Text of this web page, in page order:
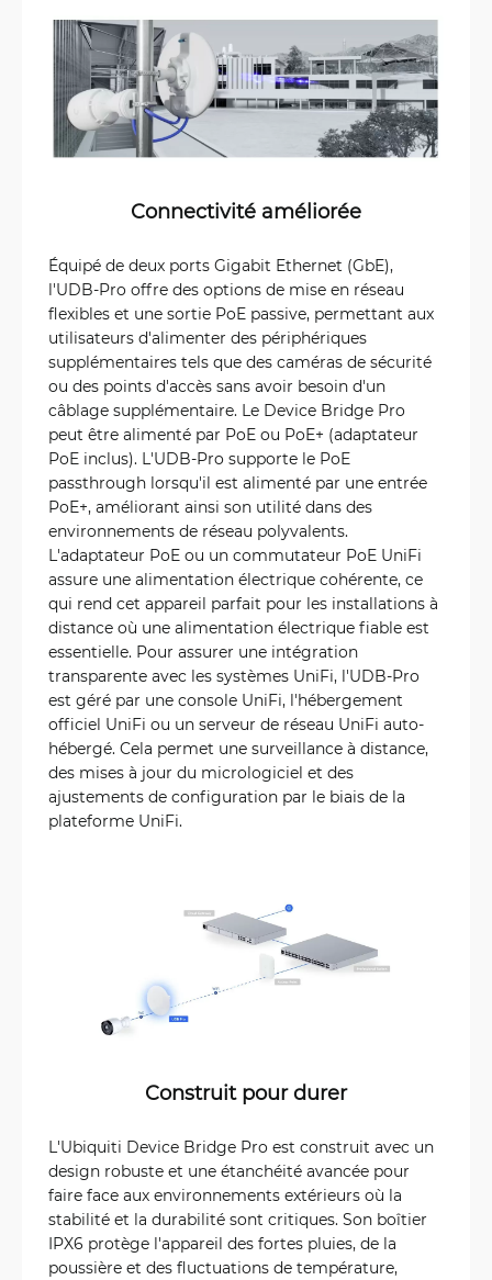
Connectivité améliorée
Équipé de deux ports Gigabit Ethernet (GbE),
l'UDB-Pro offre des options de mise en réseau
flexibles et une sortie PoE passive, permettant aux
utilisateurs d'alimenter des périphériques
supplémentaires tels que des caméras de sécurité
ou des points d'accès sans avoir besoin d'un
câblage supplémentaire. Le Device Bridge Pro
peut être alimenté par PoE ou PoE+ (adaptateur
PoE inclus). L'UDB-Pro supporte le PoE
passthrough lorsqu'il est alimenté par une entrée
PoE+, améliorant ainsi son utilité dans des
environnements de réseau polyvalents.
L'adaptateur PoE ou un commutateur PoE UniFi
assure une alimentation électrique cohérente, ce
qui rend cet appareil parfait pour les installations à
distance où une alimentation électrique fiable est
essentielle. Pour assurer une intégration
transparente avec les systèmes UniFi, l'UDB-Pro
est géré par une console UniFi, l'hébergement
officiel UniFi ou un serveur de réseau UniFi auto-
hébergé. Cela permet une surveillance à distance,
des mises à jour du micrologiciel et des
ajustements de configuration par le biais de la
plateforme UniFi.
Construit pour durer
L'Ubiquiti Device Bridge Pro est construit avec un
design robuste et une étanchéité avancée pour
faire face aux environnements extérieurs où la
stabilité et la durabilité sont critiques. Son boîtier
IPX6 protège l'appareil des fortes pluies, de la
poussière et des fluctuations de température,